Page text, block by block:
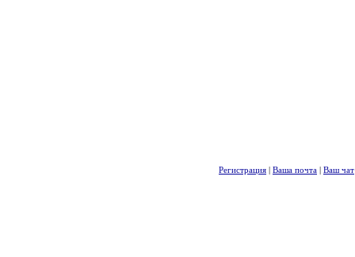
Регистрация | Ваша почта | Ваш чат